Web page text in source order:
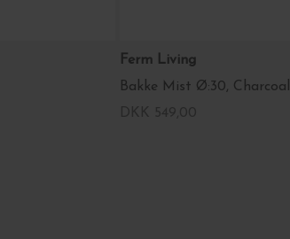
Ferm Living
Bakke Mist Ø:30, Charcoal